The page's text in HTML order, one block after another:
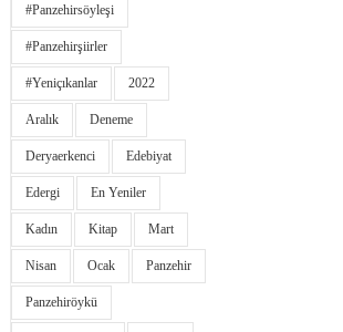
#panzehirsöyleşi
#panzehirşiirler
#yeniçıkanlar 2022
Aralık Deneme
Deryaerkenci Edebiyat
Edergi En Yeniler
Kadın Kitap Mart
Nisan Ocak Panzehir
Panzehiröykü